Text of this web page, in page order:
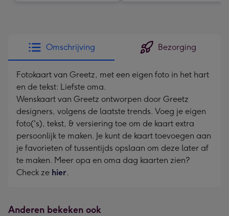
Omschrijving Bezorging
Fotokaart van Greetz, met een eigen foto in het hart
en de tekst: Liefste oma.
Wenskaart van Greetz ontworpen door Greetz
designers, volgens de laatste trends. Voeg je eigen
foto('s), tekst, & versiering toe om de kaart extra
persoonlijk te maken. Je kunt de kaart toevoegen aan
je favorieten of tussentijds opslaan om deze later af
te maken. Meer opa en oma dag kaarten zien?
Check ze hier.
Anderen bekeken ook